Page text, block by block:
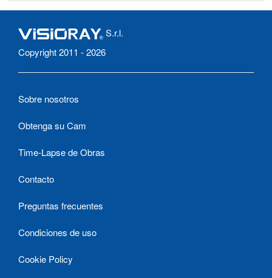
S.r.l.
Copyright 2011 - 2026
Sobre nosotros
Obtenga su Cam
Time-Lapse de Obras
Contacto
Preguntas frecuentes
Condiciones de uso
Cookie Policy